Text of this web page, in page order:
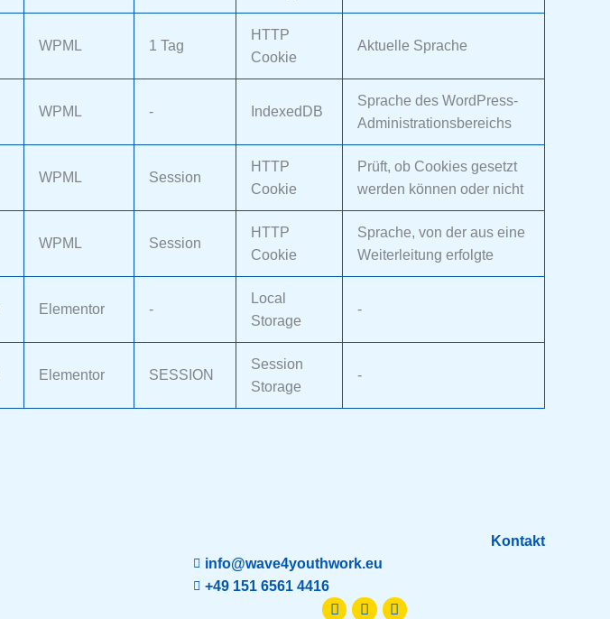
WPML 1 Tag
HTTP
Cookie
Aktuelle Sprache
WPML - IndexedDB
Sprache des WordPress-
Administrationsbereichs
WPML Session
HTTP
Cookie
Prüft, ob Cookies gesetzt
werden können oder nicht
WPML Session
HTTP
Cookie
Sprache, von der aus eine
Weiterleitung erfolgte
Elementor -
Local
Storage
-
Elementor SESSION
Session
Storage
-
Kontakt
info@wave4youthwork.eu
+49 151 6561 4416
Facebook-
WhatsappInstagram